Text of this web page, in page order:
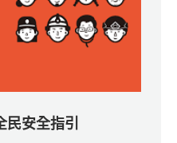
安全指引